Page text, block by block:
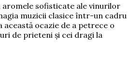
aromele sofisticate ale vinurilor
muzicii clasice într-un cadru
ocazie de a petrece o
de prieteni și cei dragi la